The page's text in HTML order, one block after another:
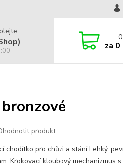
za 0
produkt
chodítko pro chůzi a stání Lehký,
Krokovací kloubový mechanizmus s